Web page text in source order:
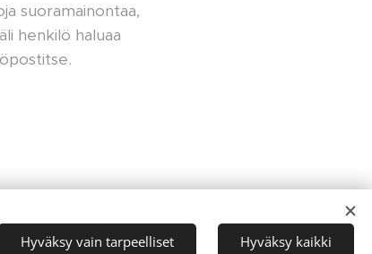
suoramainontaa,
henkilö haluaa
Hyväksy vain tarpeelliset Hyväksy kaikki